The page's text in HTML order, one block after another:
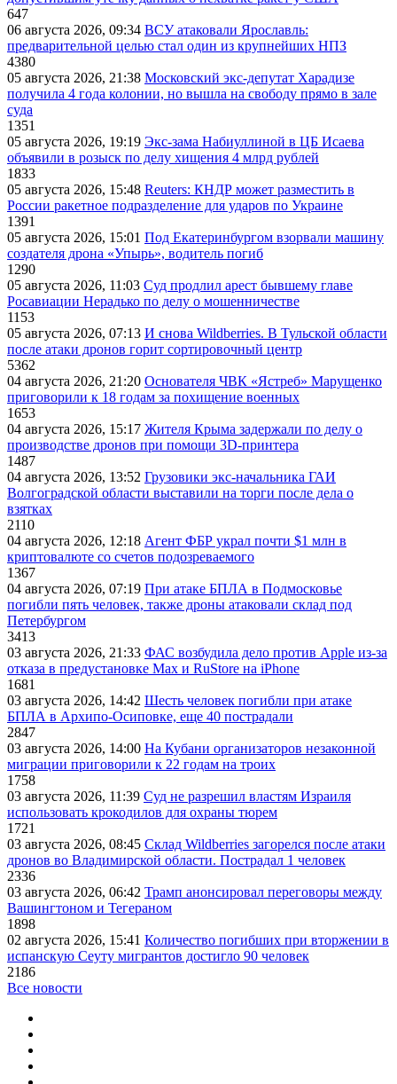
647
06 августа 2026, 09:34 ВСУ атаковали Ярославль:
предварительной целью стал один из крупнейших НПЗ
4380
05 августа 2026, 21:38 Московский экс-депутат Харадизе
получила 4 года колонии, но вышла на свободу прямо в зале
суда
1351
05 августа 2026, 19:19 Экс-зама Набиуллиной в ЦБ Исаева
объявили в розыск по делу хищения 4 млрд рублей
1833
05 августа 2026, 15:48 Reuters: КНДР может разместить в
России ракетное подразделение для ударов по Украине
1391
05 августа 2026, 15:01 Под Екатеринбургом взорвали машину
создателя дрона «Упырь», водитель погиб
1290
05 августа 2026, 11:03 Суд продлил арест бывшему главе
Росавиации Нерадько по делу о мошенничестве
1153
05 августа 2026, 07:13 И снова Wildberries. В Тульской области
после атаки дронов горит сортировочный центр
5362
04 августа 2026, 21:20 Основателя ЧВК «Ястреб» Марущенко
приговорили к 18 годам за похищение военных
1653
04 августа 2026, 15:17 Жителя Крыма задержали по делу о
производстве дронов при помощи 3D‑принтера
1487
04 августа 2026, 13:52 Грузовики экс-начальника ГАИ
Волгоградской области выставили на торги после дела о
взятках
2110
04 августа 2026, 12:18 Агент ФБР украл почти $1 млн в
криптовалюте со счетов подозреваемого
1367
04 августа 2026, 07:19 При атаке БПЛА в Подмосковье
погибли пять человек, также дроны атаковали склад под
Петербургом
3413
03 августа 2026, 21:33 ФАС возбудила дело против Apple из-за
отказа в предустановке Max и RuStore на iPhone
1681
03 августа 2026, 14:42 Шесть человек погибли при атаке
БПЛА в Архипо-Осиповке, еще 40 пострадали
2847
03 августа 2026, 14:00 На Кубани организаторов незаконной
миграции приговорили к 22 годам на троих
1758
03 августа 2026, 11:39 Суд не разрешил властям Израиля
использовать крокодилов для охраны тюрем
1721
03 августа 2026, 08:45 Склад Wildberries загорелся после атаки
дронов во Владимирской области. Пострадал 1 человек
2336
03 августа 2026, 06:42 Трамп анонсировал переговоры между
Вашингтоном и Тегераном
1898
02 августа 2026, 15:41 Количество погибших при вторжении в
испанскую Сеуту мигрантов достигло 90 человек
2186
Все новости